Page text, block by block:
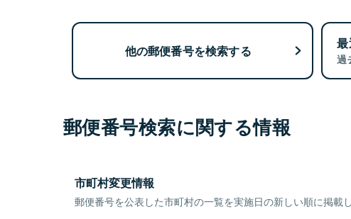
他の郵便番号を検索する
過
郵便番号検索に関する情報
市町村変更情報
郵便番号を公表した市町村の一覧を実施日の新しい順に掲載